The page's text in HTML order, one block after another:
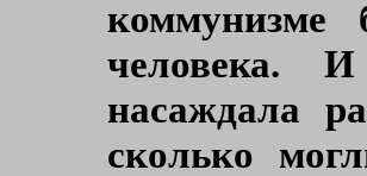
коммунизме
человека.
насаждала
сколько